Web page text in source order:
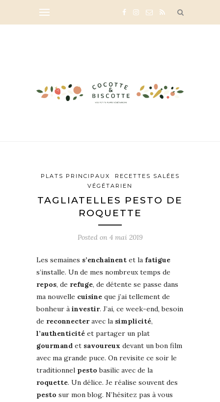
PLATS PRINCIPAUX
RECETTES SALÉES
VÉGÉTARIEN
TAGLIATELLES PESTO DE
ROQUETTE
Posted on 4 mai 2019
Les semaines s’enchaînent et la fatigue
s’installe. Un de mes nombreux temps de
repos, de refuge, de détente se passe dans
ma nouvelle cuisine que j’ai tellement de
bonheur à investir. J’ai, ce week-end, besoin
de reconnecteravec la simplicité,
l’authenticité et partager un plat
gourmand et savoureux devant un bon film
avec ma grande puce. On revisite ce soir le
traditionnel pesto basilic avec de la
roquette. Un délice. Je réalise souvent des
pesto sur mon blog. N’hésitez pas à vous